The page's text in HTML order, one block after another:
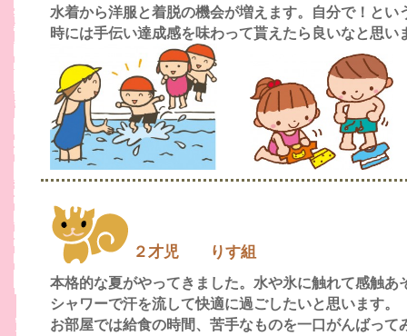
水着から洋服と着脱の機会が増えます。自分で！とい
時には手伝い達成感を味わって貰えたら良いなと思い
２才児 りす組
本格的な夏がやってきました。水や氷に触れて感触あ
シャワーで汗を流して快適に過ごしたいと思います。
お部屋では給食の時間、苦手なものを一口がんばって